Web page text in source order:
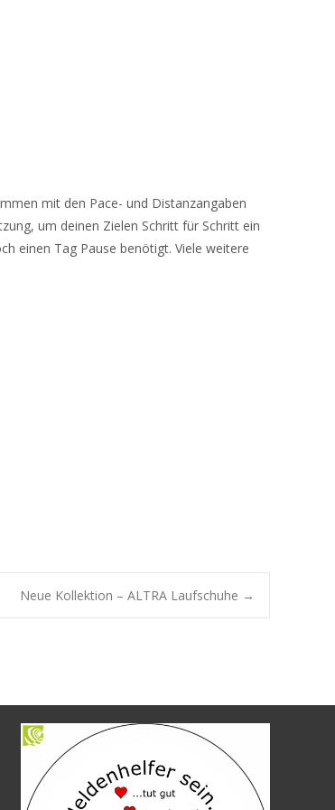
mit den Pace- und Distanzangaben
um deinen Zielen Schritt für Schritt ein
einen Tag Pause benötigt. Viele weitere
Neue Kollektion – ALTRA Laufschuhe →